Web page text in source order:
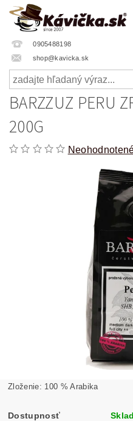
0905488198
shop@kavicka.sk
BARZZUZ PERU
200G
Zloženie: 100 % Arabika
Dostupnosť